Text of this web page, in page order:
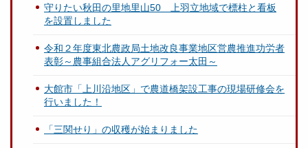
守りたい秋田の里地里山50 上羽立地域で標柱と看板
を設置しました
令和２年度東北農政局土地改良事業地区営農推進功労者
表彰～農事組合法人アグリフォー太田～
大館市「上川沿地区」で農道橋架設工事の現場研修会を
行いました！
「三関せり」の収穫が始まりました